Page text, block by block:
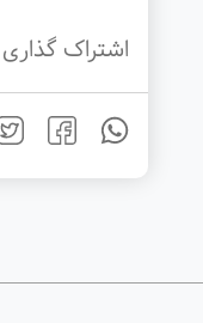
اشتراک گذاری